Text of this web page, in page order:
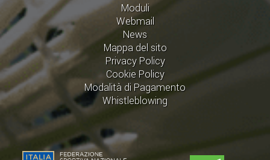
Moduli
Webmail
News
Mappa del sito
Privacy Policy
Cookie Policy
Modalità di Pagamento
Whistleblowing